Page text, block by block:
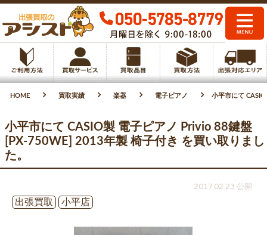
HOME 買取実績 楽器 電子ピアノ 小平市にて
小平市にて CASIO製 電子ピアノ Privio 88鍵盤
[PX-750WE] 2013年製 椅子付き を買い取りまし
た。
2017.02.23 公開
出張買取
小平店